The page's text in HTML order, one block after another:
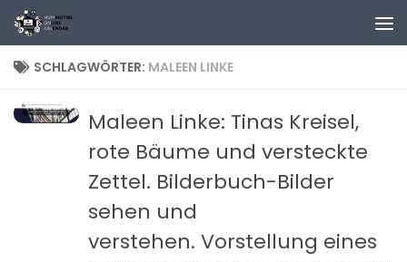
Zum Inhalt springen
SCHLAGWÖRTER: MALEEN LINKE
Maleen Linke: Tinas Kreisel,
rote Bäume und versteckte
Zettel. Bilderbuch-Bilder
sehen und
verstehen. Vorstellung eines